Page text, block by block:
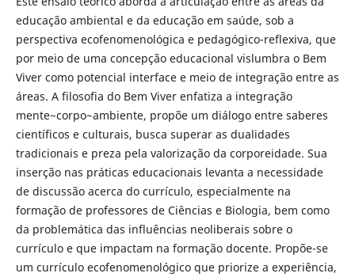
educação ambiental e da educação em saúde, sob a
perspectiva ecofenomenológica e pedagógico-reflexiva, que
por meio de uma concepção educacional vislumbra o Bem
Viver como potencial interface e meio de integração entre as
áreas. A filosofia do Bem Viver enfatiza a integração
mente~corpo~ambiente, propõe um diálogo entre saberes
científicos e culturais, busca superar as dualidades
tradicionais e preza pela valorização da corporeidade. Sua
inserção nas práticas educacionais levanta a necessidade
de discussão acerca do currículo, especialmente na
formação de professores de Ciências e Biologia, bem como
da problemática das influências neoliberais sobre o
currículo e que impactam na formação docente. Propõe-se
um currículo ecofenomenológico que priorize a experiência,